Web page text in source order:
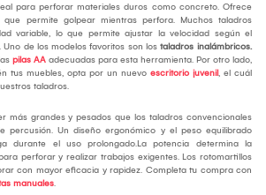
para perforar materiales duros como concreto. Ofrece
permite golpear mientras perfora. Muchos taladros
variable, lo que permite ajustar la velocidad según el
de los modelos favoritos son los taladros inalámbricos.
pilas AA adecuadas para esta herramienta. Por otro lado,
tus muebles, opta por un nuevo escritorio juvenil, el cuál
taladros.
más grandes y pesados que los taladros convencionales
percusión. Un diseño ergonómico y el peso equilibrado
durante el uso prolongado.La potencia determina la
perforar y realizar trabajos exigentes. Los rotomartillos
con mayor eficacia y rapidez. Completa tu compra con
manuales.